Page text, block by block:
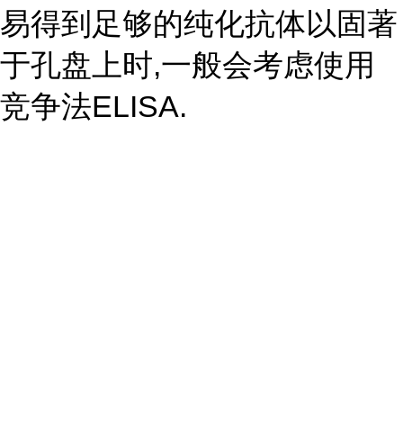
易得到足够的纯化抗体以固著
于孔盘上时,一般会考虑使用
竞争法ELISA.